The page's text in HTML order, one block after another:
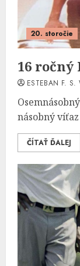
20. storočie
16 ročný
ESTEBAN F. S.
násobný
ČÍTAŤ ĎALEJ